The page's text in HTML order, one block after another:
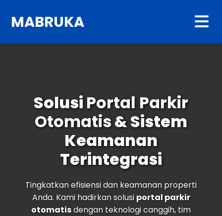
MABRUKA
Solusi Portal Parkir
Otomatis& Sistem
Keamanan
Terintegrasi
Tingkatkan efisiensi dan keamanan properti
Anda. Kami hadirkan solusi portal parkir
otomatisdengan teknologi canggih, tim